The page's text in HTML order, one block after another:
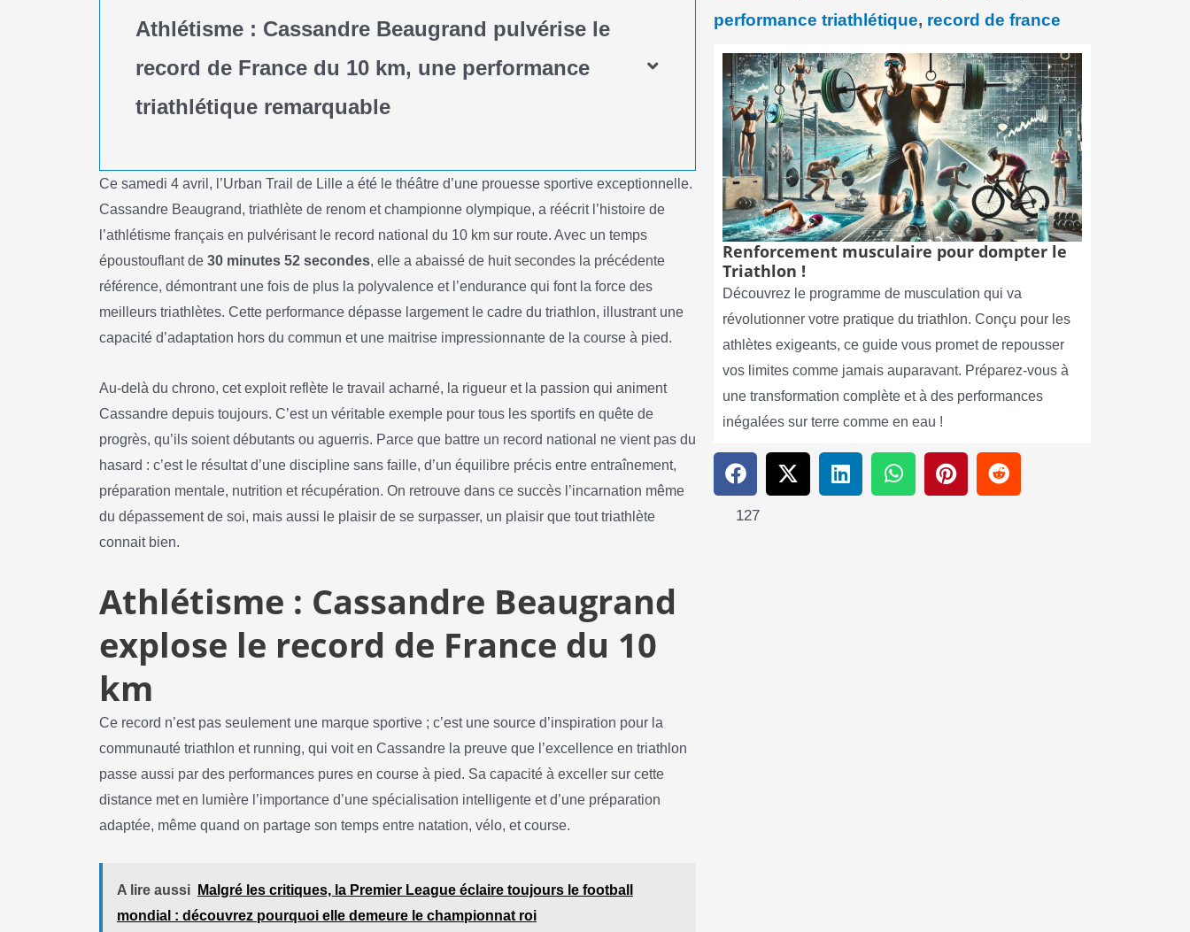
Athlétisme : Cassandre Beaugrand pulvérise le
record de France du 10 km, une performance
triathlétique remarquable
Ce samedi 4 avril, l’Urban Trail de Lille a été le théâtre d’une prouesse sportive exceptionnelle.
Cassandre Beaugrand, triathlète de renom et championne olympique, a réécrit l’histoire de
l’athlétisme français en pulvérisant le record national du 10 km sur route. Avec un temps
époustouflant de 30 minutes 52 secondes, elle a abaissé de huit secondes la précédente
référence, démontrant une fois de plus la polyvalence et l’endurance qui font la force des
meilleurs triathlètes. Cette performance dépasse largement le cadre du triathlon, illustrant une
capacité d’adaptation hors du commun et une maitrise impressionnante de la course à pied.
Au-delà du chrono, cet exploit reflète le travail acharné, la rigueur et la passion qui animent
Cassandre depuis toujours. C’est un véritable exemple pour tous les sportifs en quête de
progrès, qu’ils soient débutants ou aguerris. Parce que battre un record national ne vient pas du
hasard : c’est le résultat d’une discipline sans faille, d’un équilibre précis entre entraînement,
préparation mentale, nutrition et récupération. On retrouve dans ce succès l’incarnation même
du dépassement de soi, mais aussi le plaisir de se surpasser, un plaisir que tout triathlète
connait bien.
Athlétisme : Cassandre Beaugrand
explose le record de France du 10
km
Ce record n’est pas seulement une marque sportive ; c’est une source d’inspiration pour la
communauté triathlon et running, qui voit en Cassandre la preuve que l’excellence en triathlon
passe aussi par des performances pures en course à pied. Sa capacité à exceller sur cette
distance met en lumière l’importance d’une spécialisation intelligente et d’une préparation
adaptée, même quand on partage son temps entre natation, vélo, et course.
A lire aussi
Malgré les critiques, la Premier League éclaire toujours le football
mondial : découvrez pourquoi elle demeure le championnat roi
performance triathlétique, record de france
Renforcement musculaire pour dompter le
Triathlon !
Découvrez le programme de musculation qui va
révolutionner votre pratique du triathlon. Conçu pour les
athlètes exigeants, ce guide vous promet de repousser
vos limites comme jamais auparavant. Préparez-vous à
une transformation complète et à des performances
inégalées sur terre comme en eau !
127